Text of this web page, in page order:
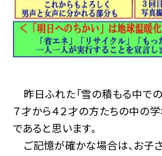
昨日ふれた「雪の積もる中での
７才から４２才の方たちの中の学
であると思います。
ご記憶が確かな場合は、お子